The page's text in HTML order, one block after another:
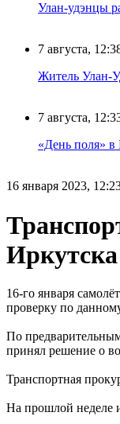
Улан-удэнцы
7 августа,
Житель Улан-
7 августа,
«День поля» в
16 января 2023,
Иркутска
16-го января
проверку по
По
принял решение о
Транспортная
На прошлой неделе